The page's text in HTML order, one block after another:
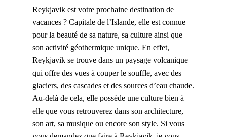
Reykjavik est votre prochaine destination de
vacances ? Capitale de l’Islande, elle est connue
pour la beauté de sa nature, sa culture ainsi que
son activité géothermique unique. En effet,
Reykjavik se trouve dans un paysage volcanique
qui offre des vues à couper le souffle, avec des
glaciers, des cascades et des sources d’eau chaude.
Au-delà de cela, elle possède une culture bien à
elle que vous retrouverez dans son architecture,
son art, sa musique ou encore son style. Si vous